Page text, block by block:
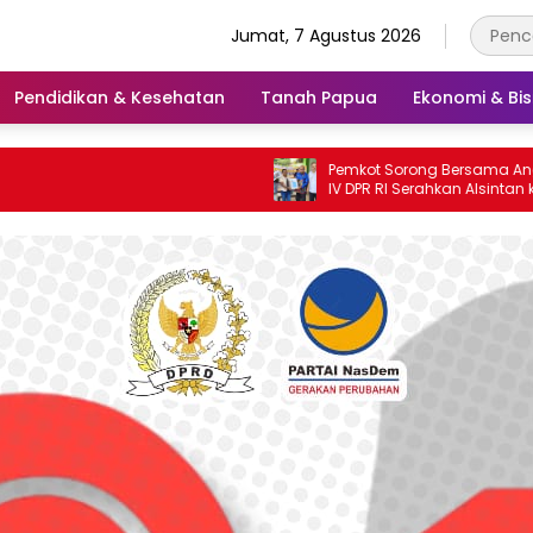
Jumat, 7 Agustus 2026
Pendidikan & Kesehatan Tanah Papua Ekonomi &
Pemkot Sorong Bersama Anggota Komisi
IV DPR RI Serahkan Alsintan kepada
Kelompok Tani